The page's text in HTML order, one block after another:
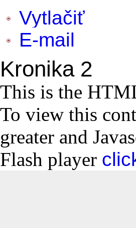
Vytlačiť
E-mail
Kronika 2
This is the
To view this
greater and
Flash player